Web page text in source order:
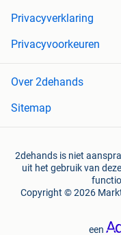
Privacyverklaring
Privacyvoorkeuren
Over 2dehands
Sitemap
2dehands is niet
uit het gebruik van
Copyright © 2026
een